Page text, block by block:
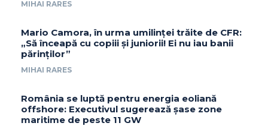
MIHAI RARES
Mario Camora, în urma umilinței trăite de CFR:
„Să înceapă cu copiii și juniorii! Ei nu iau banii
părinților”
MIHAI RARES
România se luptă pentru energia eoliană
offshore: Executivul sugerează șase zone
maritime de peste 11 GW